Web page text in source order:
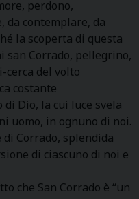
perdono,
da contemplare, da
la scoperta di questa
san Corrado, pellegrino,
del volto
costante
Dio, la cui luce svela
uomo, in ognuno di noi.
Corrado, splendida
di ciascuno di noi e
che San Corrado è “un